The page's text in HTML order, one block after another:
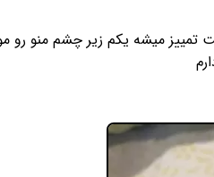
میشه یکم زیر چشم منو رو